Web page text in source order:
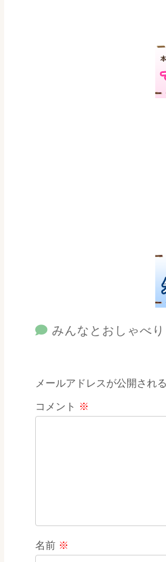
みんなとおしゃべり
メールアドレスが公開され
コメント ※
名前 ※